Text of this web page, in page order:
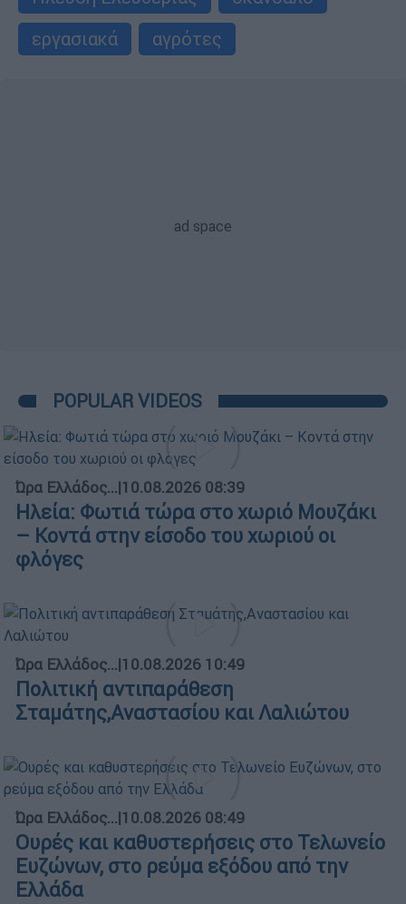
εργασιακά
αγρότες
POPULAR VIDEOS
Ώρα Ελλάδος...|10.08.2026 08:39
Ηλεία: Φωτιά τώρα στο χωριό Μουζάκι
– Κοντά στην είσοδο του χωριού οι
φλόγες
Ώρα Ελλάδος...|10.08.2026 10:49
Πολιτική αντιπαράθεση
Σταμάτης,Αναστασίου και Λαλιώτου
Ώρα Ελλάδος...|10.08.2026 08:49
Ουρές και καθυστερήσεις στο Τελωνείο
Ευζώνων, στο ρεύμα εξόδου από την
Ελλάδα